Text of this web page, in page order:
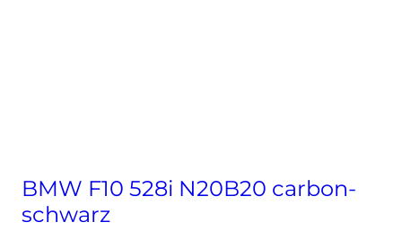
BMW F10 528i N20B20 carbon-
schwarz